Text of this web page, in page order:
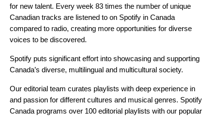
for new talent. Every week 83 times the number of unique
Canadian tracks are listened to on Spotify in Canada
compared to radio, creating more opportunities for diverse
voices to be discovered.
Spotify puts significant effort into showcasing and supporting
Canada’s diverse, multilingual and multicultural society.
Our editorial team curates playlists with deep experience in
and passion for different cultures and musical genres. Spotify
Canada programs over 100 editorial playlists with our popular